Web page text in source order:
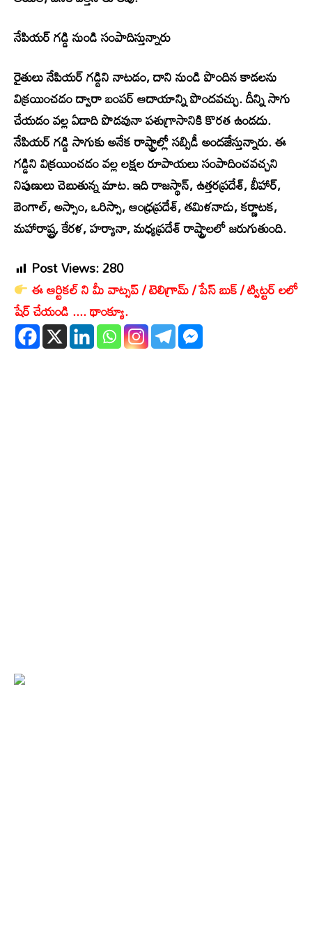
నేపియర్ గడ్డి నుండి సంపాదిస్తున్నారు
రైతులు నేపియర్ గడ్డిని నాటడం, దాని నుండి పొందిన కాడలను
విక్రయించడం ద్వారా బంపర్ ఆదాయాన్ని పొందవచ్చు. దీన్ని సాగు
చేయడం వల్ల ఏడాది పొడవునా పశుగ్రాసానికి కొరత ఉండదు.
నేపియర్ గడ్డి సాగుకు అనేక రాష్ట్రాల్లో సబ్సిడీ అందజేస్తున్నారు. ఈ
గడ్డిని విక్రయించడం వల్ల లక్షల రూపాయలు సంపాదించవచ్చని
నిపుణులు చెబుతున్న మాట. ఇది రాజస్థాన్, ఉత్తరప్రదేశ్, బీహార్,
బెంగాల్, అస్సాం, ఒరిస్సా, ఆంధ్రప్రదేశ్, తమిళనాడు, కర్ణాటక,
మహారాష్ట్ర, కేరళ, హర్యానా, మధ్యప్రదేశ్‌ రాష్ట్రాలలో జరుగుతుంది.
Post Views:280
ఈ ఆర్టికల్ ని మీ వాట్సప్ / టెలిగ్రామ్ / పేస్ బుక్ / ట్విట్టర్ లలో
షేర్ చేయండి .... థాంక్యూ.